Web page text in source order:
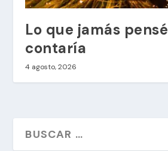
Lo que jamás
contaría
4 agosto, 2026